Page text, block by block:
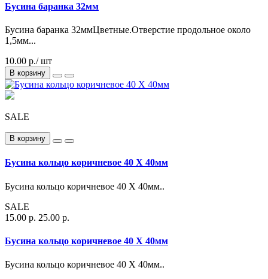
Бусина баранка 32мм
Бусина баранка 32ммЦветные.Отверстие продольное около
1,5мм...
10.00 р./ шт
В корзину
SALE
В корзину
Бусина кольцо коричневое 40 Х 40мм
Бусина кольцо коричневое 40 Х 40мм..
SALE
15.00 р. 25.00 р.
Бусина кольцо коричневое 40 Х 40мм
Бусина кольцо коричневое 40 Х 40мм..